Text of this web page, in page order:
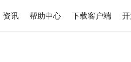
资讯 帮助中心 下载客户端